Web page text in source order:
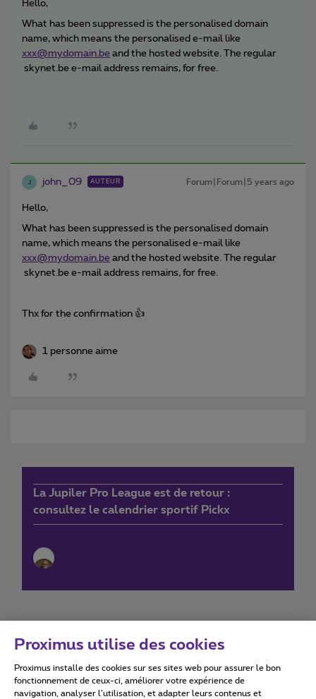
Hello,
What has been suppressed is the personalised domain
name, which means the personalised e-mail like
xxx@mydomain.be and the hosted website. The regular
skynet.be e-mail address remains, for free.
J john_09 AUTEUR Forum|Forum|5 years ago
Hello,
What has been suppressed is the personalised domain
name, which means the personalised e-mail like
xxx@mydomain.be and the hosted website. The regular
skynet.be e-mail address remains, for free.
Thx for the confirmation 👍
1 personne aime
La Jupiler Pro League est de retour :
consultez le calendrier sportif Pickx
Conditions d'utilisation Accessibility statement
Proximus utilise des cookies
Proximus installe des cookies sur ses sites web pour assurer le bon
fonctionnement de ceux-ci, améliorer votre expérience de
navigation, analyser l’utilisation, et adapter leurs contenus et